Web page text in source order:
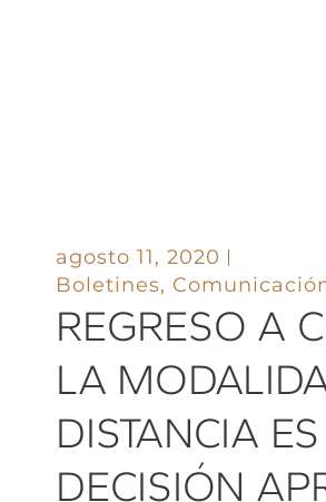
agosto 11, 2020
Boletines,
REGRESO A
LA
DISTANCIA
DECISIÓN